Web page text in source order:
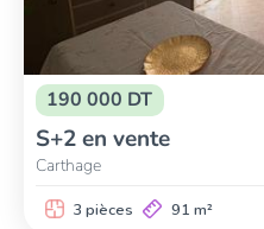
190 000 DT
S+2 en vente
Carthage
3 pièces 91 m²